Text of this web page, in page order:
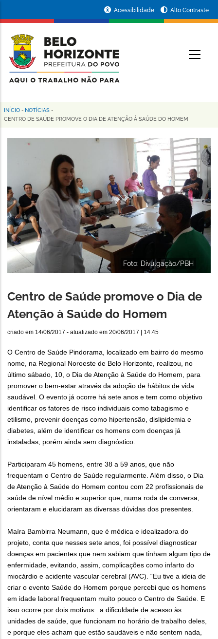
conteúdo
principal
da
Prefeitura
de
Horizonte
Acessibilidade Alto Contraste
Trilha
navegação
INÍCIO - NOTÍCIAS -
CENTRO DE SAÚDE PROMOVE O DIA DE ATENÇÃO À SAÚDE DO HOMEM
Foto: Divulgação/PBH
Centro de Saúde promove o Dia de
Atenção à Saúde do Homem
criado em 14/06/2017 - atualizado em 20/06/2017 | 14:45
O Centro de Saúde Pindorama, localizado em bairro do mesmo
nome, na Regional Noroeste de Belo Horizonte, realizou, no
último sábado, 10, o Dia de Atenção à Saúde do Homem, para
promover o bem-estar através da adoção de hábitos de vida
saudável. O evento já ocorre há sete anos e tem como objetivo
identificar os fatores de risco individuais como tabagismo e
etilismo, prevenir doenças como hipertensão, dislipidemia e
diabetes, além de identificar os homens com doenças já
instaladas, porém ainda sem diagnóstico.
Participaram 45 homens, entre 38 a 59 anos, que não
frequentam o Centro de Saúde regularmente. Além disso, o Dia
de Atenção à Saúde do Homem contou com 22 profissionais de
saúde de nível médio e superior que, numa roda de conversa,
orientaram e elucidaram as diversas dúvidas dos presentes.
Maíra Bambirra Neumann, que é médica e idealizadora do
projeto, conta que nesses sete anos, foi possível diagnosticar
doenças em pacientes que nem sabiam que tinham algum tipo de
enfermidade, evitando, assim, complicações como infarto do
miocárdio e acidente vascular cerebral (AVC). “Eu tive a ideia de
criar o evento Saúde do Homem porque percebi que os homens
em idade laboral frequentam muito pouco o Centro de Saúde. E
isso ocorre por dois motivos: a dificuldade de acesso às
unidades de saúde, que funcionam no horário de trabalho deles,
e porque eles acham que estão saudáveis e não sentem nada,